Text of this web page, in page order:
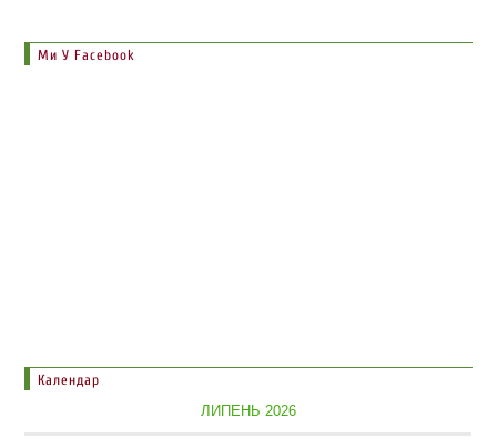
Ми У Facebook
Календар
ЛИПЕНЬ 2026